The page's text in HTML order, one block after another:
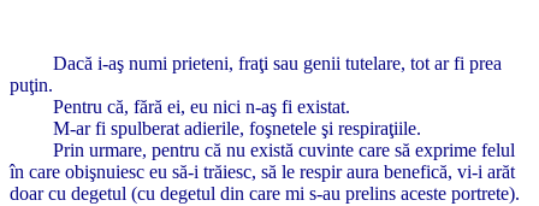
Dacă i-aş numi prieteni, fraţi sau genii tutelare, tot ar fi prea
puţin.
Pentru că, fără ei, eu nici n-aş fi existat.
M-ar fi spulberat adierile, foşnetele şi respiraţiile.
Prin urmare, pentru că nu există cuvinte care să exprime felul
în care obişnuiesc eu să-i trăiesc, să le respir aura benefică, vi-i arăt
doar cu degetul (cu degetul din care mi s-au prelins aceste portrete).